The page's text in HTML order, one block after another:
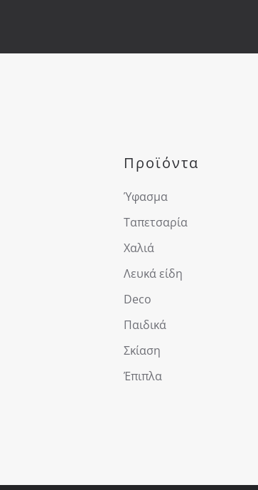
Προϊόντα
Ύφασμα
Ταπετσαρία
Χαλιά
Λευκά είδη
Deco
Παιδικά
Σκίαση
Έπιπλα